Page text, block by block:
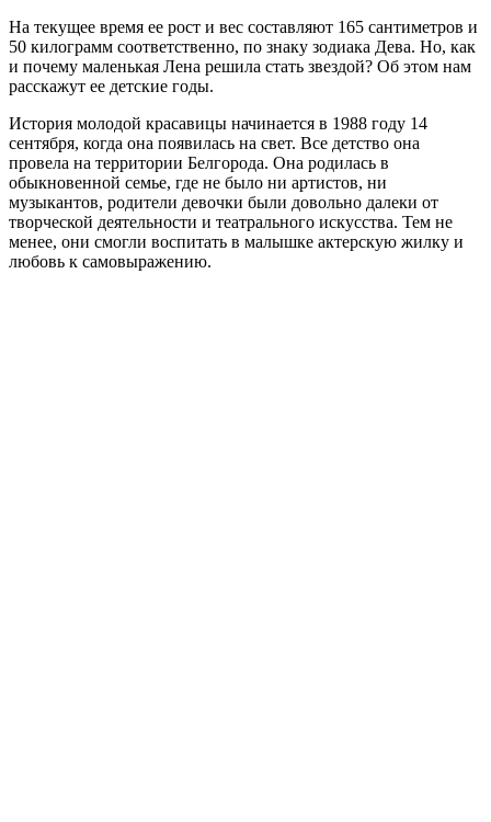
На текущее время ее рост и вес составляют 165 сантиметров и
50 килограмм соответственно, по знаку зодиака Дева. Но, как
и почему маленькая Лена решила стать звездой? Об этом нам
расскажут ее детские годы.
История молодой красавицы начинается в 1988 году 14
сентября, когда она появилась на свет. Все детство она
провела на территории Белгорода. Она родилась в
обыкновенной семье, где не было ни артистов, ни
музыкантов, родители девочки были довольно далеки от
творческой деятельности и театрального искусства. Тем не
менее, они смогли воспитать в малышке актерскую жилку и
любовь к самовыражению.